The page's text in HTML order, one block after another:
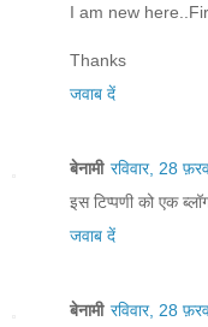
I am new
Thanks
जवाब दें
बेनामी रविवार, 28
इस टिप्पणी को एक
जवाब दें
बेनामी रविवार, 28